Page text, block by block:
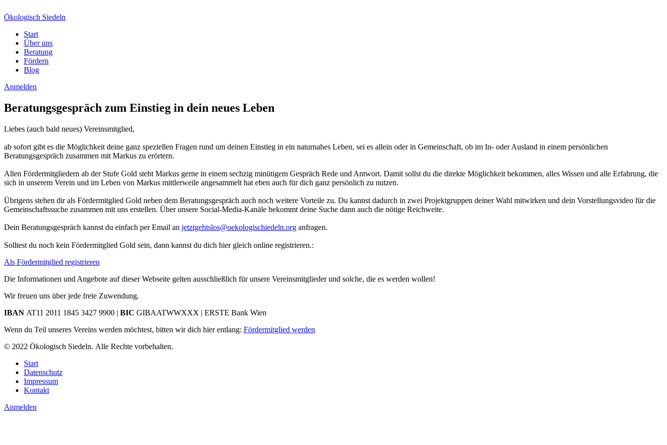
Ökologisch Siedeln
Start
Über uns
Beratung
Fördern
Blog
Anmelden
Beratungsgespräch zum Einstieg in dein neues Leben
Liebes (auch bald neues) Vereinsmitglied,
ab sofort gibt es die Möglichkeit deine ganz speziellen Fragen rund um deinen Einstieg in ein naturnahes Leben, sei es allein oder in Gemeinschaft, ob im In- oder Ausland in einem persönlichen
Beratungsgespräch zusammen mit Markus zu erörtern.
Allen Fördermitgliedern ab der Stufe Gold steht Markus gerne in einem sechzig minütigem Gespräch Rede und Antwort. Damit sollst du die direkte Möglichkeit bekommen, alles Wissen und alle Erfahrung, die
sich in unserem Verein und im Leben von Markus mittlerweile angesammelt hat eben auch für dich ganz persönlich zu nutzen.
Übrigens stehen dir als Fördermitglied Gold neben dem Beratungsgespräch auch noch weitere Vorteile zu. Du kannst dadurch in zwei Projektgruppen deiner Wahl mitwirken und dein Vorstellungsvideo für die
Gemeinschaftssuche zusammen mit uns erstellen. Über unsere Social-Media-Kanäle bekommt deine Suche dann auch die nötige Reichweite.
Dein Beratungsgespräch kannst du einfach per Email an jetztgehtslos@oekologischiedeln.org anfragen.
Solltest du noch kein Fördermitglied Gold sein, dann kannst du dich hier gleich online registrieren.:
Als Fördermitglied registrieren
Die Informationen und Angebote auf dieser Webseite gelten ausschließlich für unsere Vereinsmitglieder und solche, die es werden wollen!
Wir freuen uns über jede freie Zuwendung.
IBAN AT11 2011 1845 3427 9900 | BIC GIBAATWWXXX | ERSTE Bank Wien
Wenn du Teil unseres Vereins werden möchtest, bitten wir dich hier entlang: Fördermitglied werden
© 2022 Ökologisch Siedeln. Alle Rechte vorbehalten.
Start
Datenschutz
Impressum
Kontakt
Anmelden